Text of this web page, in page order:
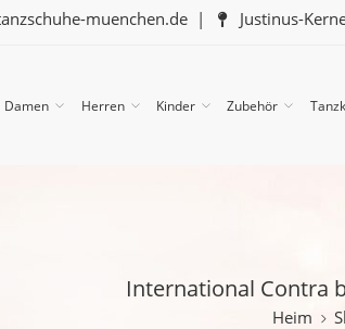
muenchen.de | Justinus-
Damen Herren Kinder Zubehör
International Contra
Heim